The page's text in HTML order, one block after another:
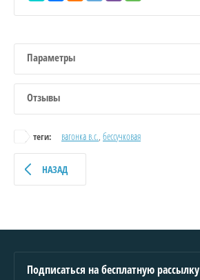
Параметры
Отзывы
теги: вагонка в.с. бессучковая
НАЗАД
Подписаться на бесплатную рассылку